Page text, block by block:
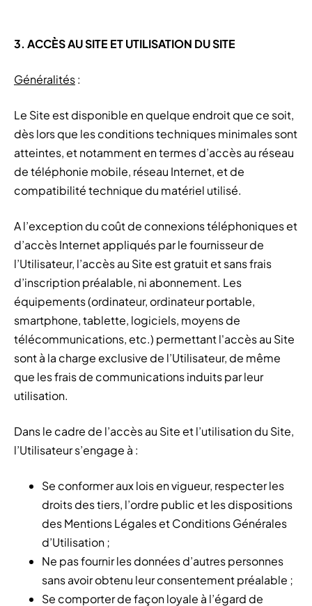
3. ACCÈS AU SITE ET UTILISATION DU SITE
Généralités:
Le Site est disponible en quelque endroit que ce soit,
dès lors que les conditions techniques minimales sont
atteintes, et notamment en termes d’accès au réseau
de téléphonie mobile, réseau Internet, et de
compatibilité technique du matériel utilisé.
A l’exception du coût de connexions téléphoniques et
d’accès Internet appliqués par le fournisseur de
l’Utilisateur, l’accès au Site est gratuit et sans frais
d’inscription préalable, ni abonnement. Les
équipements (ordinateur, ordinateur portable,
smartphone, tablette, logiciels, moyens de
télécommunications, etc.) permettant l'accès au Site
sont à la charge exclusive de l’Utilisateur, de même
que les frais de communications induits par leur
utilisation.
Dans le cadre de l’accès au Site et l’utilisation du Site,
l’Utilisateur s’engage à :
Se conformer aux lois en vigueur, respecter les
droits des tiers, l’ordre public et les dispositions
des Mentions Légales et Conditions Générales
d’Utilisation ;
Ne pas fournir les données d’autres personnes
sans avoir obtenu leur consentement préalable ;
Se comporter de façon loyale à l’égard de